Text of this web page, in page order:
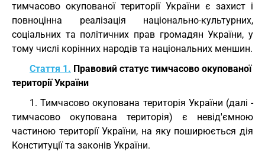
тимчасово окупованої території України є захист і
повноцінна реалізація національно-культурних,
соціальних та політичних прав громадян України, у
тому числі корінних народів та національних меншин.
Стаття 1. Правовий статус тимчасово окупованої
території України
1. Тимчасово окупована територія України (далі -
тимчасово окупована територія) є невід'ємною
частиною території України, на яку поширюється дія
Конституції та законів України.